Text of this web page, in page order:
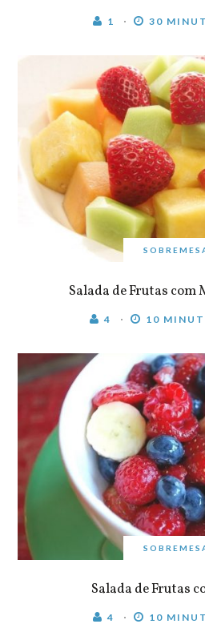
1 30
Salada de Frutas com
4 10
Salada de Frutas
4 10